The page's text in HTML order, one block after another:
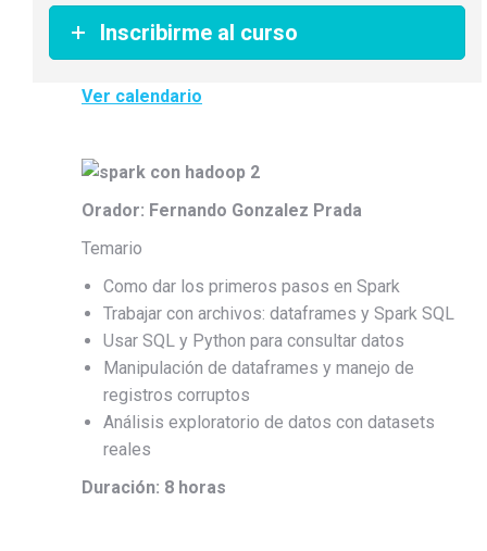
Inscribirme al curso
Ver calendario
Orador: Fernando Gonzalez Prada
Temario
Como dar los primeros pasos en Spark
Trabajar con archivos: dataframes y Spark SQL
Usar SQL y Python para consultar datos
Manipulación de dataframes y manejo de
registros corruptos
Análisis exploratorio de datos con datasets
reales
Duración: 8 horas